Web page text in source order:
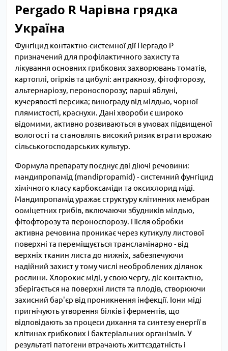
Pergado R Чарівна грядка
Україна
Фунгіцид контактно-системної дії Пергадо Р
призначений для профілактичного захисту та
лікування основних грибкових захворювань томатів,
картоплі, огірків та цибулі: антракнозу, фітофторозу,
альтернаріозу, пероноспорозу; парші яблуні,
кучерявості персика; винограду від мілдью, чорної
плямистості, краснухи. Дані хвороби є широко
відомими, активно розвиваються в умовах підвищеної
вологості та становлять високий ризик втрати врожаю
сільськогосподарських культур.
Формула препарату поєднує дві діючі речовини:
мандипропамід (mandipropamid) - системний фунгіцид
хімічного класу карбоксаміди та оксихлорид міді.
Мандипропамід уражає структуру клітинних мембран
ооміцетних грибів, включаючи збудників мілдью,
фітофторозу та пероноспорозу. Після обробки
активна речовина проникає через кутикулу листової
поверхні та переміщується трансламінарно - від
верхніх тканин листа до нижніх, забезпечуючи
надійний захист у тому числі необроблених ділянок
рослини. Хлорокис міді, у свою чергу, діє контактно,
зберігається на поверхні листя та плодів, створюючи
захисний бар'єр від проникнення інфекції. Іони міді
пригнічують утворення білків і ферментів, що
відповідають за процеси дихання та синтезу енергії в
клітинах грибкових і бактеріальних організмів. У
результаті патогени втрачають життєздатність і